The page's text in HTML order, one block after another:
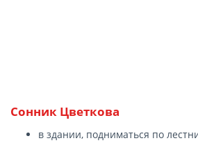
Сонник Цветкова
в здании, подниматься по